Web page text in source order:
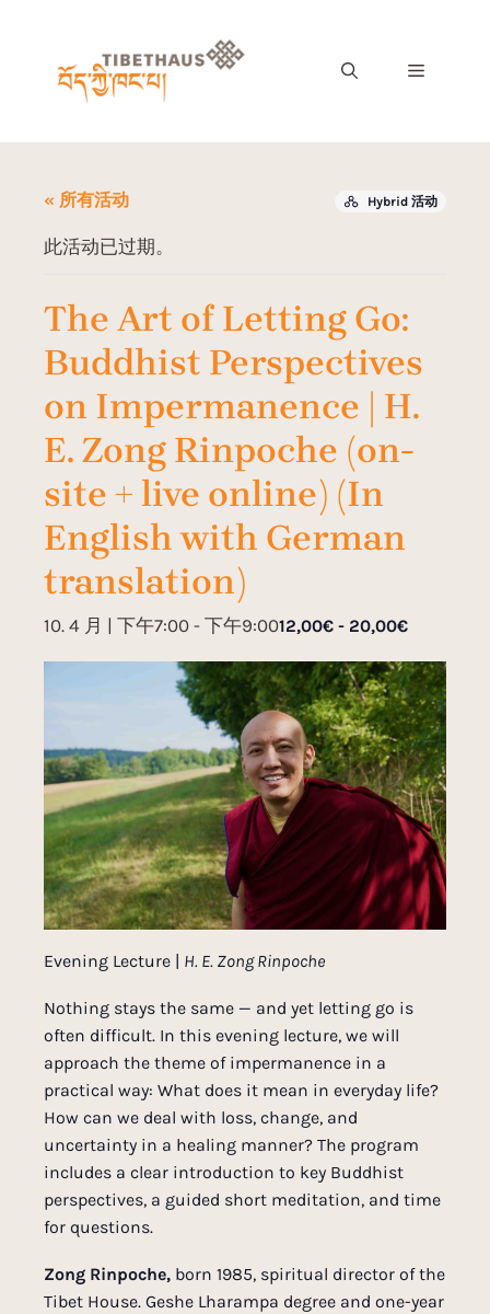
« 所有活动 Hybrid 活动
此活动已过期。
The Art of Letting Go:
Buddhist Perspectives
on Impermanence | H.
E. Zong Rinpoche (on-
site + live online) (In
English with German
translation)
10. 4 月 | 下午7:00 - 下午9:0012,00€ - 20,00€
Evening Lecture | H. E. Zong Rinpoche
Nothing stays the same — and yet letting go is
often difficult. In this evening lecture, we will
approach the theme of impermanence in a
practical way: What does it mean in everyday life?
How can we deal with loss, change, and
uncertainty in a healing manner? The program
includes a clear introduction to key Buddhist
perspectives, a guided short meditation, and time
for questions.
Zong Rinpoche, born 1985, spiritual director of the
Tibet House. Geshe Lharampa degree and one-year